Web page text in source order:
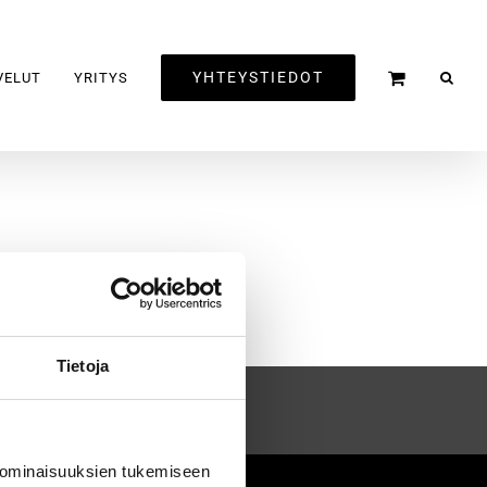
Tietoja
tukemiseen
YRITYS YHTEYSTIEDOT